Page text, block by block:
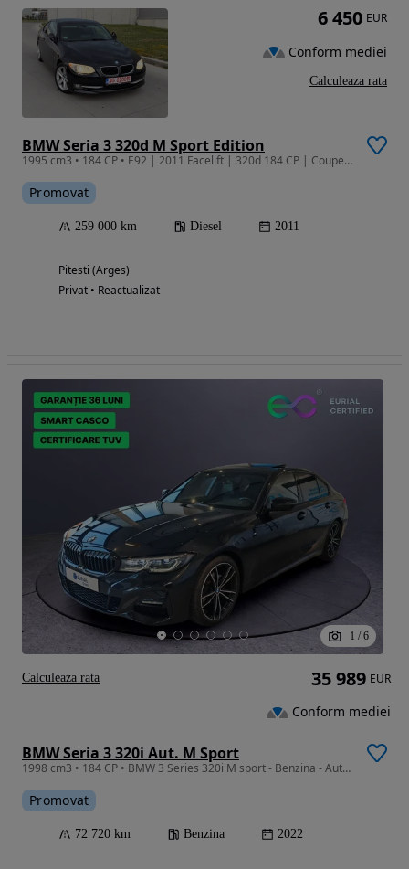
BMW Seria 3 320d M Sport Edition
1995 cm3 • 184 CP • E92 | 2011 Facelift | 320d 184 CP | Coupe | SportPaket Import Germania
Promovat
259 000 km Diesel 2011
Pitesti (Arges)
Privat • Reactualizat
6 450 EUR
Conform mediei
Calculeaza rata
1 / 6
BMW Seria 3 320i Aut. M Sport
1998 cm3 • 184 CP • BMW 3 Series 320i M sport - Benzina - Automatic - 184 hp - 72.717 km
Promovat
72 720 km Benzina 2022
35 989 EUR
Conform mediei
Calculeaza rata